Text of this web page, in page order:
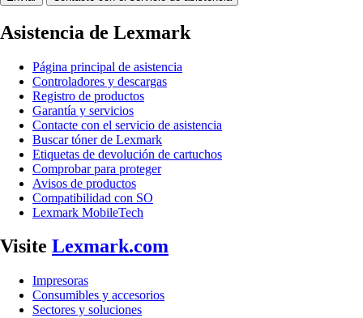
Asistencia de Lexmark
Página principal de asistencia
Controladores y descargas
Registro de productos
Garantía y servicios
Contacte con el servicio de asistencia
Buscar tóner de Lexmark
Etiquetas de devolución de cartuchos
Comprobar para proteger
Avisos de productos
Compatibilidad con SO
Lexmark MobileTech
Visite Lexmark.com
Impresoras
Consumibles y accesorios
Sectores y soluciones